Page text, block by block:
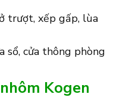
trượt, xếp gấp, lùa
sổ, cửa thông phòng
Kogen